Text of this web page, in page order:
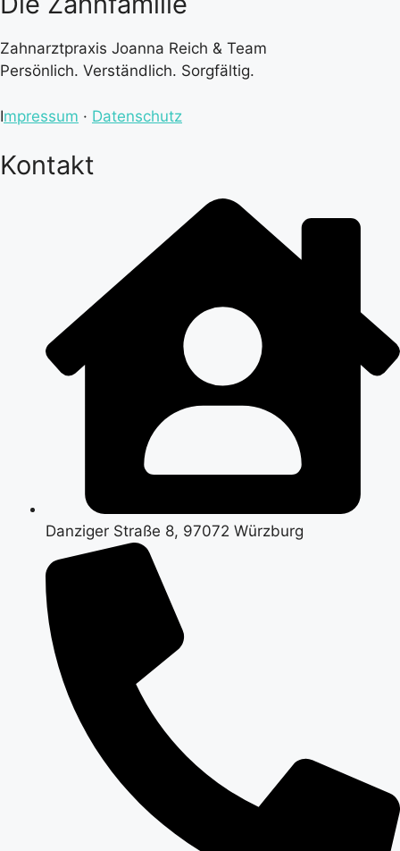
Zahnarztpraxis Joanna Reich & Team
Persönlich. Verständlich. Sorgfältig.
Impressum · Datenschutz
Kontakt
Danziger Straße 8, 97072 Würzburg